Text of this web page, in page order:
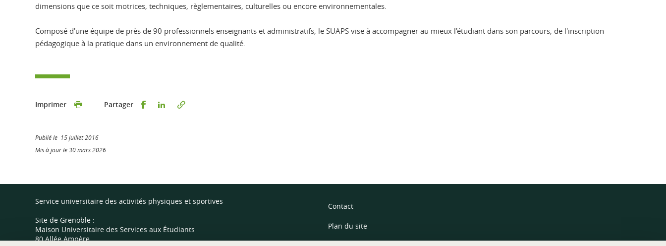
dimensions que ce soit motrices, techniques, règlementaires, culturelles ou encore environnementales.
Composé d'une équipe de près de 90 professionnels enseignants et administratifs, le SUAPS vise à accompagner au mieux l'étudiant dans son parcours, de l'inscription
pédagogique à la pratique dans un environnement de qualité.
Imprimer Partager Partager sur Facebook
Partager sur LinkedIn
Publié le 15 juillet 2016
Mis à jour le 30 mars 2026
Service universitaire des activités physiques et sportives
Site de Grenoble :
Maison Universitaire des Services aux Étudiants
80 Allée Ampère
Contact
Plan du site